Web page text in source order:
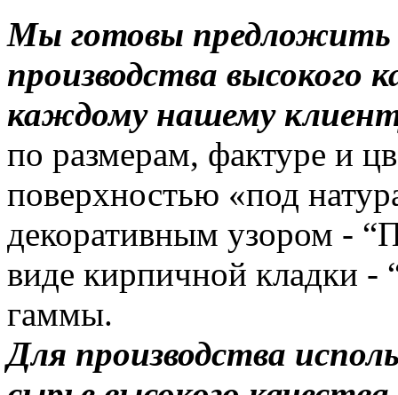
Мы готовы предложить
производства высокого
каждому нашему
по размерам, фактуре и
поверхностью «под
декоративным узором -
виде кирпичной кладки -
гаммы.
Для производства